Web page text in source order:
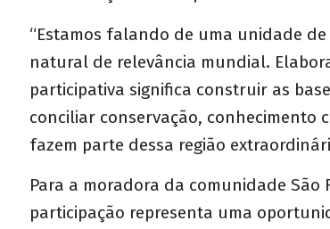
“Estamos falando de uma unidade
natural de relevância mundial.
participativa significa construir as
conciliar conservação, conhecimento
fazem parte dessa região
Para a moradora da comunidade São
participação representa uma